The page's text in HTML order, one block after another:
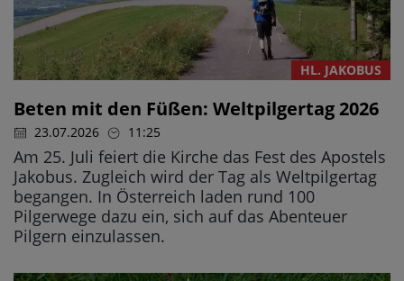
HL. JAKOBUS
Beten mit den Füßen: Weltpilgertag 2026
23.07.2026 11:25
Am 25. Juli feiert die Kirche das Fest des Apostels
Jakobus. Zugleich wird der Tag als Weltpilgertag
begangen. In Österreich laden rund 100
Pilgerwege dazu ein, sich auf das Abenteuer
Pilgern einzulassen.